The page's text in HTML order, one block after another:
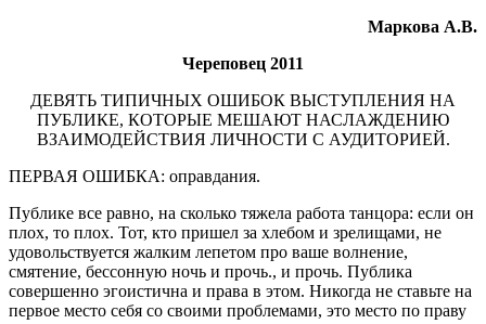
Маркова А.В.
Череповец 2011
ДЕВЯТЬ ТИПИЧНЫХ ОШИБОК ВЫСТУПЛЕНИЯ НА
ПУБЛИКЕ, КОТОРЫЕ МЕШАЮТ НАСЛАЖДЕНИЮ
ВЗАИМОДЕЙСТВИЯ ЛИЧНОСТИ С АУДИТОРИЕЙ.
ПЕРВАЯ ОШИБКА: оправдания.
Публике все равно, на сколько тяжела работа танцора: если он
плох, то плох. Тот, кто пришел за хлебом и зрелищами, не
удовольствуется жалким лепетом про ваше волнение,
смятение, бессонную ночь и прочь., и прочь. Публика
совершенно эгоистична и права в этом. Никогда не ставьте на
первое место себя со своими проблемами, это место по праву